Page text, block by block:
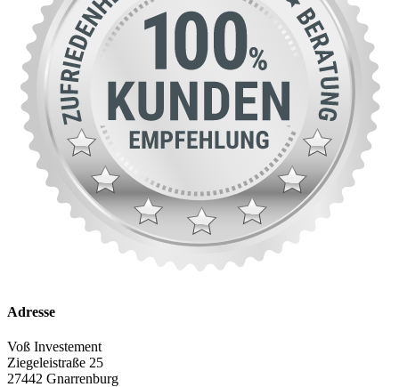
Adresse
Voß Investement
Ziegeleistraße 25
27442 Gnarrenburg